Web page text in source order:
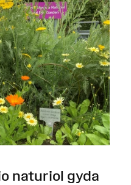
naturiol gyda